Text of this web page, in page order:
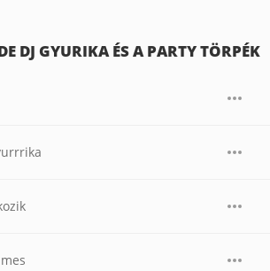
DJ GYURIKA ÉS A PARTY TÖRPÉK